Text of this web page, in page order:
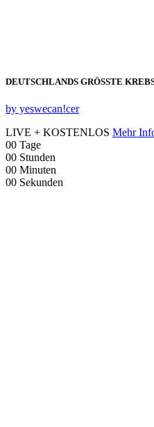
DEUTSCHLANDS GRÖSSTE
by yeswecan!cer
LIVE + KOSTENLOS Mehr
00 Tage
00 Stunden
00 Minuten
00 Sekunden